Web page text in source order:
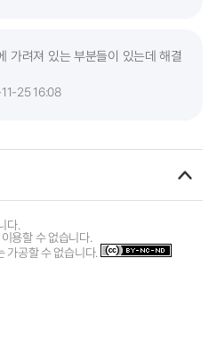
가려져 있는 부분들이 있는데 해결
25 16:08
다.
용할 수 없습니다.
가공할 수 없습니다.